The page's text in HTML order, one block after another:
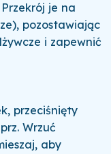
je na
pozostawiając
i zapewnić
przeciśnięty
Wrzuć
aby